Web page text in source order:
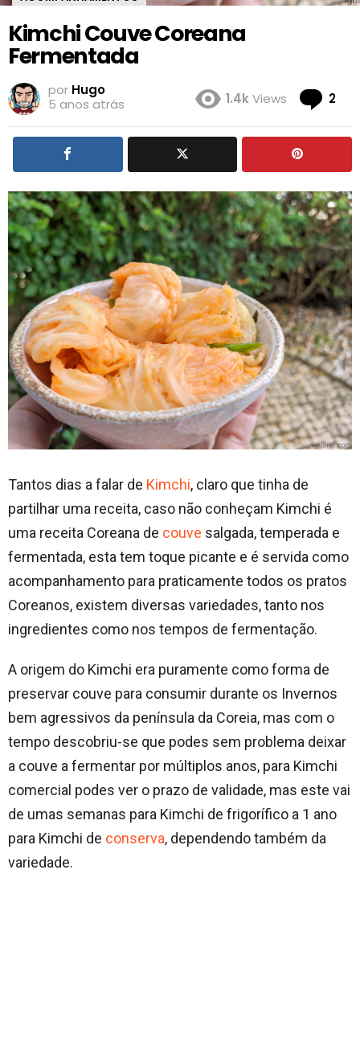
Kimchi Couve Coreana
Fermentada
por Hugo
5 anos atrás
1.4kViews 2
Tantos dias a falar de Kimchi, claro que tinha de
partilhar uma receita, caso não conheçam Kimchi é
uma receita Coreana de couve salgada, temperada e
fermentada, esta tem toque picante e é servida como
acompanhamento para praticamente todos os pratos
Coreanos, existem diversas variedades, tanto nos
ingredientes como nos tempos de fermentação.
A origem do Kimchi era puramente como forma de
preservar couve para consumir durante os Invernos
bem agressivos da península da Coreia, mas com o
tempo descobriu-se que podes sem problema deixar
a couve a fermentar por múltiplos anos, para Kimchi
comercial podes ver o prazo de validade, mas este vai
de umas semanas para Kimchi de frigorífico a 1 ano
para Kimchi de conserva, dependendo também da
variedade.